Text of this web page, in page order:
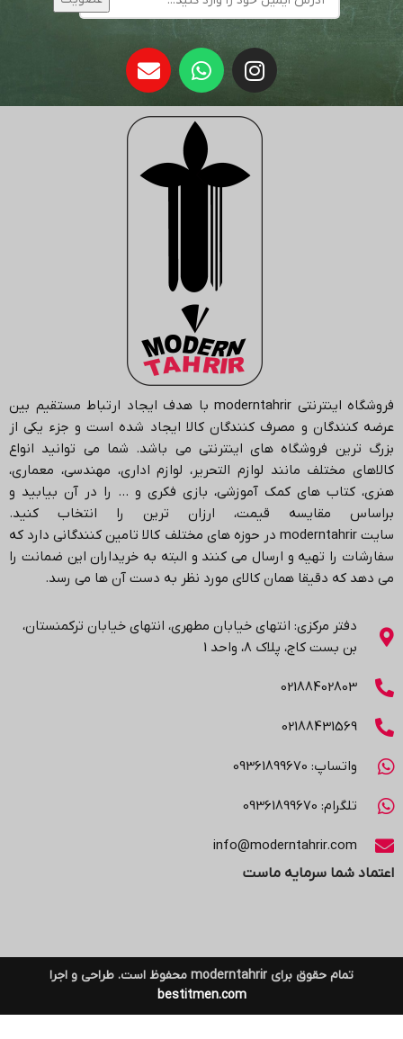
فروشگاه اینترنتی moderntahrir با هدف ایجاد ارتباط مستقیم بین
عرضه کنندگان و مصرف کنندگان کالا ایجاد شده است و جزء یکی از
بزرگ ترین فروشگاه های اینترنتی می باشد. شما می توانید انواع
کالاهای مختلف مانند لوازم التحریر، لوازم اداری، مهندسی، معماری،
هنری، کتاب های کمک آموزشی، بازی فکری و … را در آن بیابید و
براساس مقایسه قیمت، ارزان ترین را انتخاب کنید.
سایتmoderntahrir در حوزه های مختلف کالا تامین کنندگانی دارد که
سفارشات را تهیه و ارسال می کنند و البته به خریداران این ضمانت را
می دهد که دقیقا همان کالای مورد نظر به دست آن ها می رسد.
دفتر مرکزی: انتهاي خیابان مطهری، انتهاي خیابان ترکمنستان،
بن بست کاج، پلاک ۸، واحد 1
02188402803
02188431569
واتساپ: 09361899670
تلگرام: 09361899670
info@moderntahrir.com
اعتماد شما سرمایه ماست
تمام حقوق برای moderntahrir محفوظ است. طراحی و اجرا
bestitmen.com